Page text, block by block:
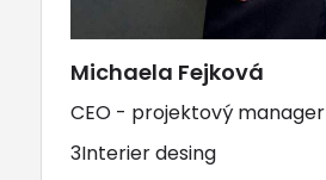
Michaela Fejková
CEO - projektový manager
3Interier desing